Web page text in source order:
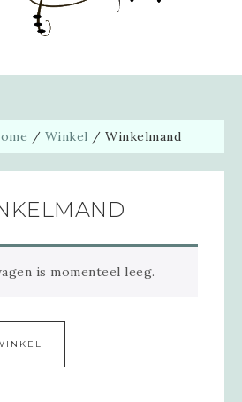
/ Winkel / Winkelmand
is momenteel leeg.